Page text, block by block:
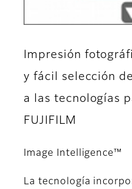
Impresión
y fácil selección
a las tecnologías
FUJIFILM
Image Intelligence™
La tecnología